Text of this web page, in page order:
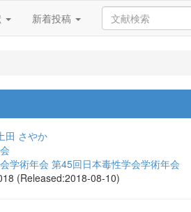
新着投稿
田 さやか
学術年会 第45回日本毒性学会学術年会
(Released:2018-08-10)